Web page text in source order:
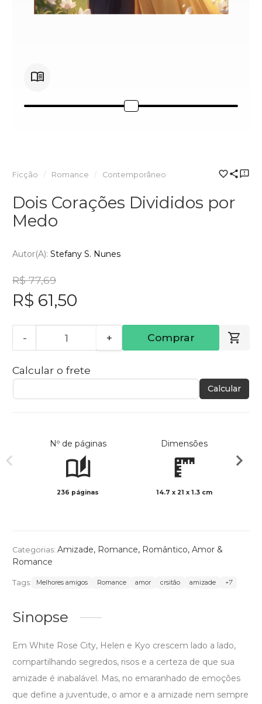
Ficção Romance Contemporâneo
Dois Corações Divididos por
Medo
Autor(a): Stefany S. Nunes
R$ 77,69
R$ 61,50
- + Comprar
Calcular o frete
Calcular
Nº de páginas
236 páginas
Dimensões
14.7 x 21 x 1.3 cm
Categorias: Amizade, Romance, Romântico, Amor &
Romance
Tags: Melhores amigos Romance amor crsitão amizade +7
Sinopse
Em White Rose City, Helen e Kyo crescem lado a lado,
compartilhando segredos, risos e a certeza de que sua
amizade é inabalável. Mas, no emaranhado de emoções
que define a juventude, o amor e a amizade nem sempre